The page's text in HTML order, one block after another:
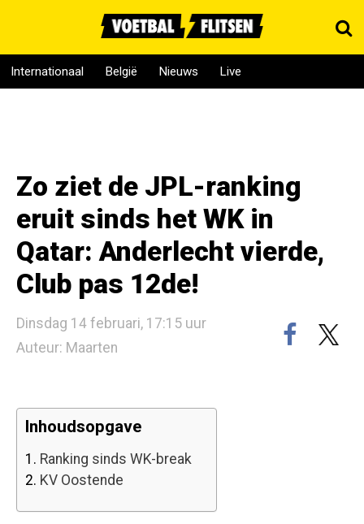
Internationaal België Nieuws Live
Zo ziet de JPL-ranking
eruit sinds het WK in
Qatar: Anderlecht vierde,
Club pas 12de!
Dinsdag 14 februari, 17:15 uur
Auteur: Maarten
Inhoudsopgave
1. Ranking sinds WK-break
2. KV Oostende